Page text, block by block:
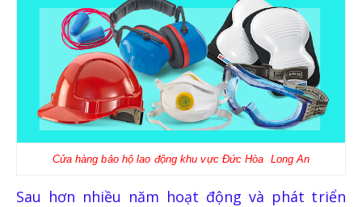
TB CHỐNG RƠI NGÃ
DÂY ĐAI AN TOÀN
DÂY ĐAI CỨU SINH VÀ PHỤ KIỆN
Cửa hàng bảo hộ lao động khu vực Đức Hòa Long An
Sau hơn nhiều năm hoạt động và phát triển